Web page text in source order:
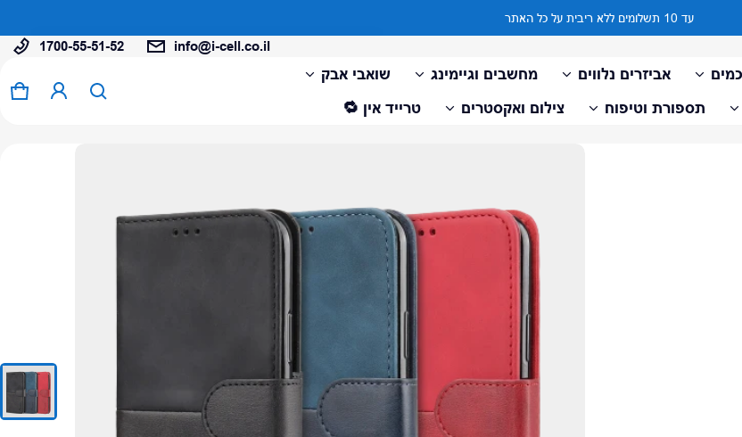
עד 10 תשלומים ללא ריבית על כל האתר
1700-55-51-52 info@i-cell.co.il
אביזרים נלווים מחשבים וגיימינג
שואבי אבק
תספורת וטיפוח צילום ואקסטרים טרייד אין 🔁
0 פריטים